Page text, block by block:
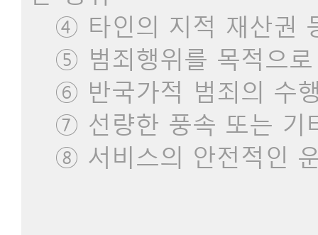
④ 타인의 지적 재산권
⑤ 범죄행위를 목적으로
⑥ 반국가적 범죄의 수
⑦ 선량한 풍속 또는 기
⑧ 서비스의 안전적인